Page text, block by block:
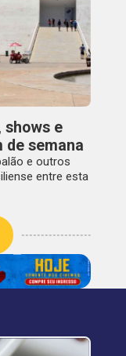
shows e
de semana
e outros
entre esta